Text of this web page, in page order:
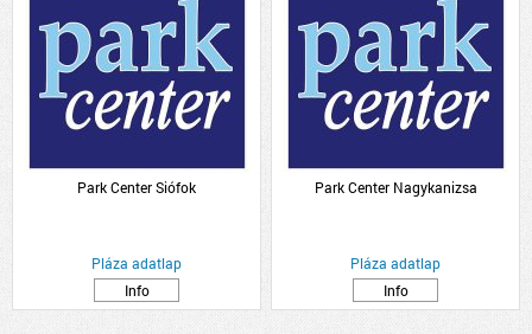
Park Center Siófok
Pláza adatlap
Info
Park Center Nagykanizsa
Pláza adatlap
Info